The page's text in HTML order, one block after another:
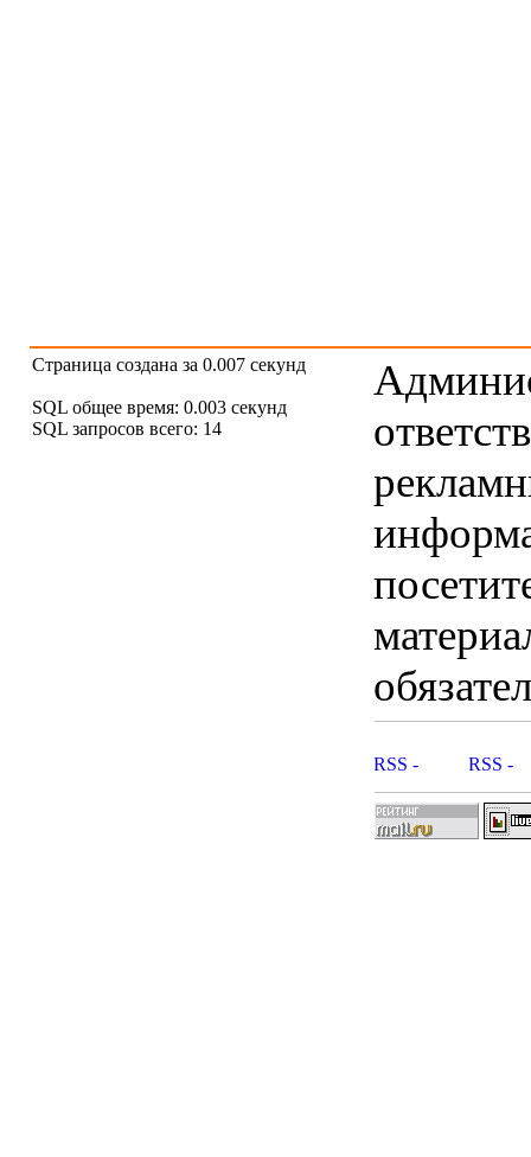
Страница создана за 0.007 секунд
SQL общее время: 0.003 секунд
SQL запросов всего: 14